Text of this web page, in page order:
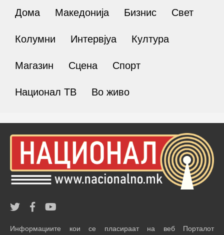
Дома Македонија Бизнис Свет
Колумни Интервјуа Култура
Магазин Сцена Спорт
Национал ТВ Во живо
Информациите кои се пласираат на веб Порталот